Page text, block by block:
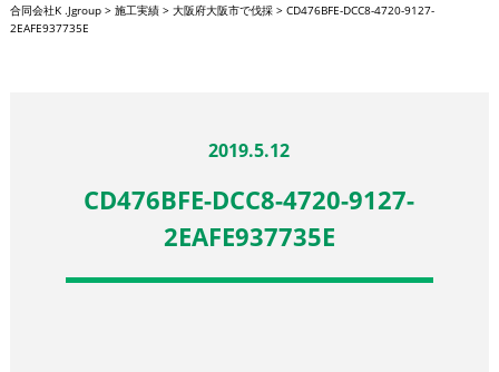
合同会社K .Jgroup> 施工実績> 大阪府大阪市で伐採> CD476BFE-DCC8-4720-9127-
2EAFE937735E
2019.5.12
CD476BFE-DCC8-4720-9127-
2EAFE937735E